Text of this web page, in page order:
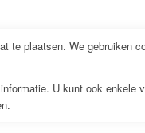
te plaatsen. We gebruiken
U kunt ook